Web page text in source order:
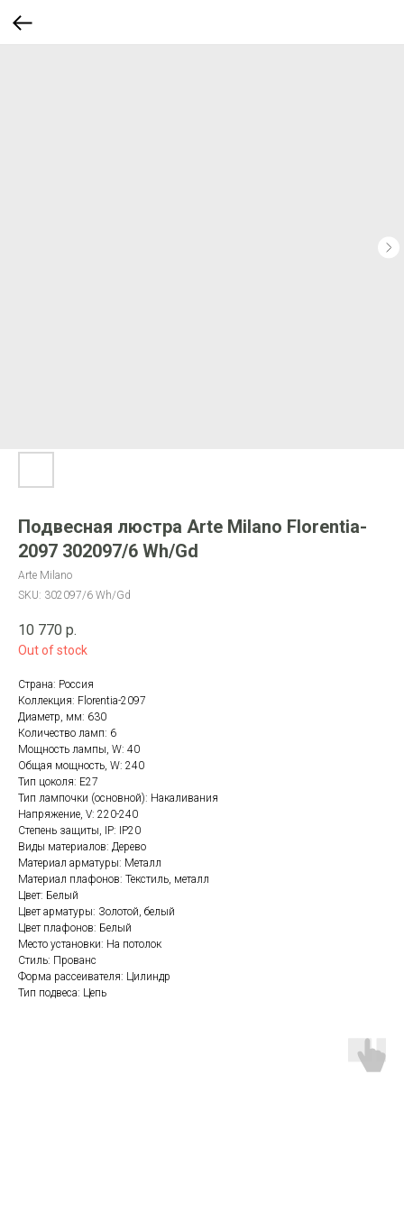
Подвесная люстра Arte Milano Florentia-
2097 302097/6 Wh/Gd
Arte Milano
SKU: 302097/6 Wh/Gd
10 770 р.
Out of stock
Страна: Россия
Коллекция: Florentia-2097
Диаметр, мм: 630
Количество ламп: 6
Мощность лампы, W: 40
Общая мощность, W: 240
Тип цоколя: E27
Тип лампочки (основной): Накаливания
Напряжение, V: 220-240
Степень защиты, IP: IP20
Виды материалов: Дерево
Материал арматуры: Металл
Материал плафонов: Текстиль, металл
Цвет: Белый
Цвет арматуры: Золотой, белый
Цвет плафонов: Белый
Место установки: На потолок
Стиль: Прованс
Форма рассеивателя: Цилиндр
Тип подвеса: Цепь